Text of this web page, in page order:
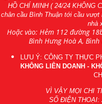
HỒ CHÍ MINH ( 24/24 KHÔNG
chân cầu Bình Thuận tới cầu vượt
nhà
Hoặc vào: Hẻm 112 đường
Bình Hưng Hoà A, Bình
LƯU Ý: CÔNG TY THỰC
KHÔNG LIÊN DOANH -
VÌ VẬY MỌI CHI
SỐ ĐIỆN THOẠI: